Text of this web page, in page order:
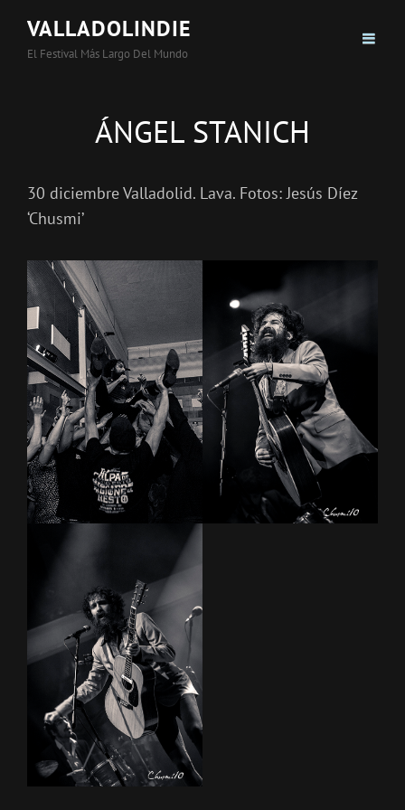
VALLADOLINDIE
El Festival Más Largo Del Mundo
ÁNGEL STANICH
30 diciembre Valladolid. Lava. Fotos: Jesús Díez
‘Chusmi’